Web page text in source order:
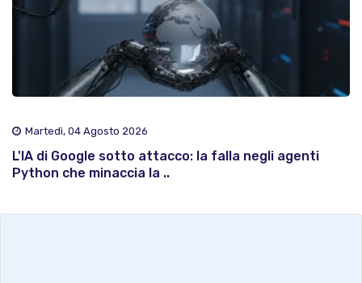
Martedì, 04 Agosto 2026
L'IA di Google sotto attacco: la falla negli agenti
Python che minaccia la ..